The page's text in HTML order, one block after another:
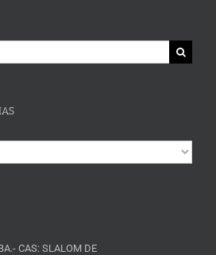
CAS: SLALOM DE